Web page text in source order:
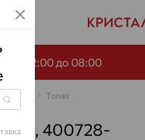
с 22:00 до 08:00
Топаз
400728-